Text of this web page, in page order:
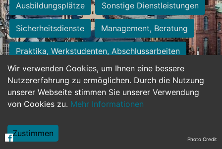
Wir verwenden Cookies, um Ihnen eine bessere
Nutzererfahrung zu ermöglichen. Durch die Nutzung
unserer Webseite stimmen Sie unserer Verwendung
von Cookies zu. Mehr Informationen
Zustimmen
Ausbildungsplätze Sonstige Dienstleistungen
Sicherheitsdienste Management, Beratung
Praktika, Werkstudenten, Abschlussarbeiten
Personalwesen Assistenz, Sekretariat
Hilfskräfte, Aushilfs- und Nebenjobs
Weiterbildung, Studium, duale Ausbildung Photo Credit